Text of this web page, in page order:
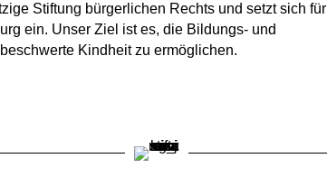
Stiftung bürgerlichen Rechts und setzt sich für
ein. Unser Ziel ist es, die Bildungs- und
Kindheit zu ermöglichen.